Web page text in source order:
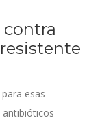
contra
resistente
esas